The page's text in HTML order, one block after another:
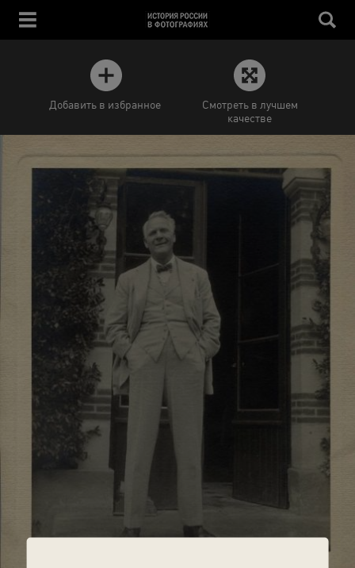
Добавить в избранное
Смотреть в лучшем
качестве